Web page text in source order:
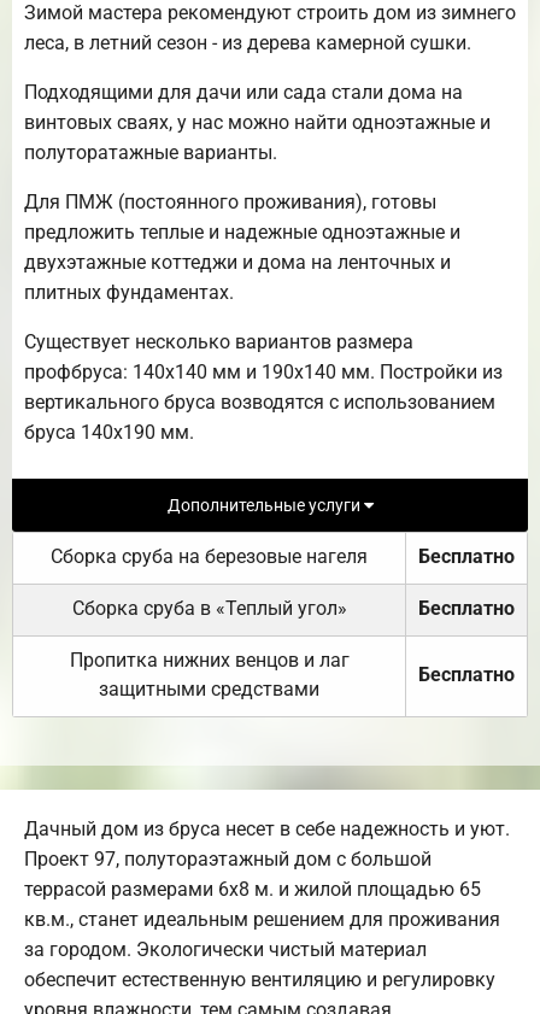
Зимой мастера рекомендуют строить дом из зимнего
леса, в летний сезон - из дерева камерной сушки.
Подходящими для дачи или сада стали дома на
винтовых сваях, у нас можно найти одноэтажные и
полуторатажные варианты.
Для ПМЖ (постоянного проживания), готовы
предложить теплые и надежные одноэтажные и
двухэтажные коттеджи и дома на ленточных и
плитных фундаментах.
Существует несколько вариантов размера
профбруса: 140х140 мм и 190х140 мм. Постройки из
вертикального бруса возводятся с использованием
бруса 140х190 мм.
Дополнительные услуги
Сборка сруба на березовые нагеля Бесплатно
Сборка сруба в «Теплый угол» Бесплатно
Пропитка нижних венцов и лаг
защитными средствами
Бесплатно
Дачный дом из бруса несет в себе надежность и уют.
Проект 97, полутораэтажный дом с большой
террасой размерами 6х8 м. и жилой площадью 65
кв.м., станет идеальным решением для проживания
за городом. Экологически чистый материал
обеспечит естественную вентиляцию и регулировку
уровня влажности, тем самым создавая